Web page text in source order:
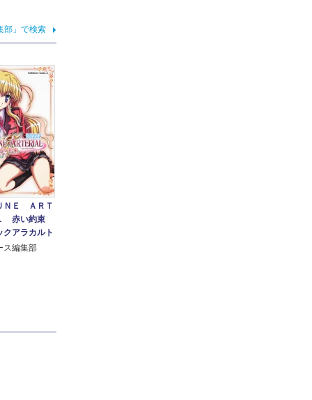
部」で検索
ＮＥ ＡＲＴ
赤い約束
クアラカルト
ス編集部